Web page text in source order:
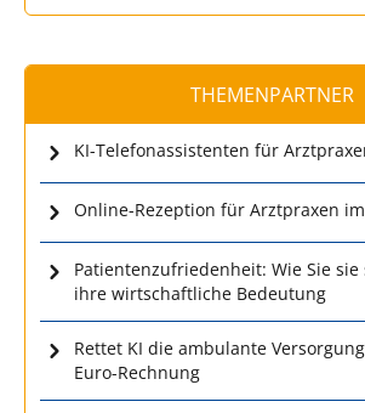
THEMENPARTNER
KI-Telefonassistenten für
Online-Rezeption für Arztpraxen
Patientenzufriedenheit: Wie Sie
ihre wirtschaftliche Bedeutung
Rettet KI die ambulante
Euro-Rechnung